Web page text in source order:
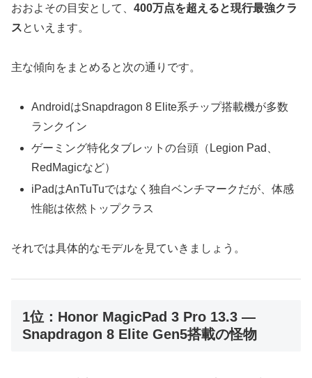
おおよその目安として、 400万点を超えると現行最強クラ
スといえます。
主な傾向をまとめると次の通りです。
AndroidはSnapdragon 8 Elite系チップ搭載機が多数
ランクイン
ゲーミング特化タブレットの台頭（Legion Pad、
RedMagicなど）
iPadはAnTuTuではなく独自ベンチマークだが、体感
性能は依然トップクラス
それでは具体的なモデルを見ていきましょう。
1位：Honor MagicPad 3 Pro 13.3 ―
Snapdragon 8 Elite Gen5搭載の怪物